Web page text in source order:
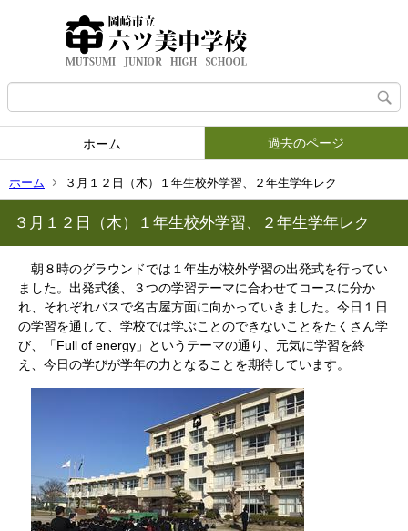
ホーム 過去のページ
ホーム ３月１２日（木）１年生校外学習、２年生学年レク
３月１２日（木）１年生校外学習、２年生学年レク
朝８時のグラウンドでは１年生が校外学習の出発式を行ってい
ました。出発式後、３つの学習テーマに合わせてコースに分か
れ、それぞれバスで名古屋方面に向かっていきました。今日１日
の学習を通して、学校では学ぶことのできないことをたくさん学
び、「Full of energy」というテーマの通り、元気に学習を終
え、今日の学びが学年の力となることを期待しています。